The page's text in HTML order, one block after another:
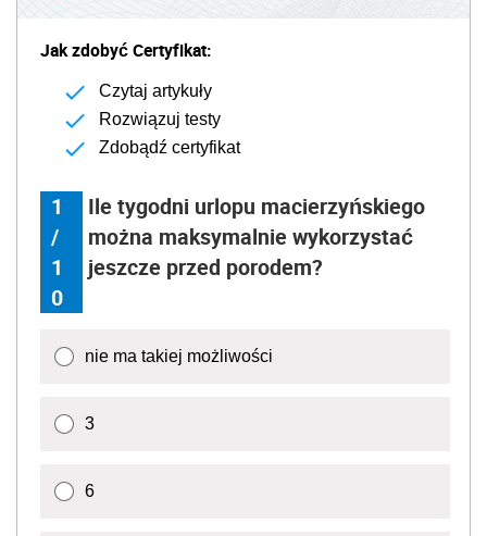
Jak zdobyć Certyfikat:
Czytaj artykuły
Rozwiązuj testy
Zdobądź certyfikat
1
/
1
0
Ile tygodni urlopu macierzyńskiego
można maksymalnie wykorzystać
jeszcze przed porodem?
nie ma takiej możliwości
3
6